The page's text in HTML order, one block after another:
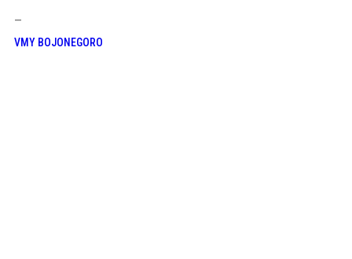
—
VMY BOJONEGORO